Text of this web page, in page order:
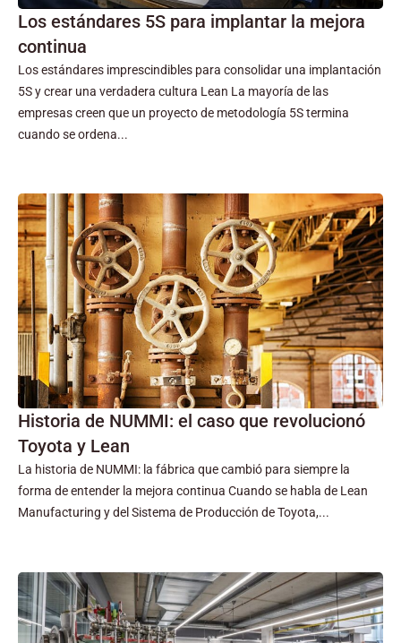
Los estándares 5S para implantar la mejora
continua
Los estándares imprescindibles para consolidar una implantación
5S y crear una verdadera cultura Lean La mayoría de las
empresas creen que un proyecto de metodología 5S termina
cuando se ordena...
Historia de NUMMI: el caso que revolucionó
Toyota y Lean
La historia de NUMMI: la fábrica que cambió para siempre la
forma de entender la mejora continua Cuando se habla de Lean
Manufacturing y del Sistema de Producción de Toyota,...